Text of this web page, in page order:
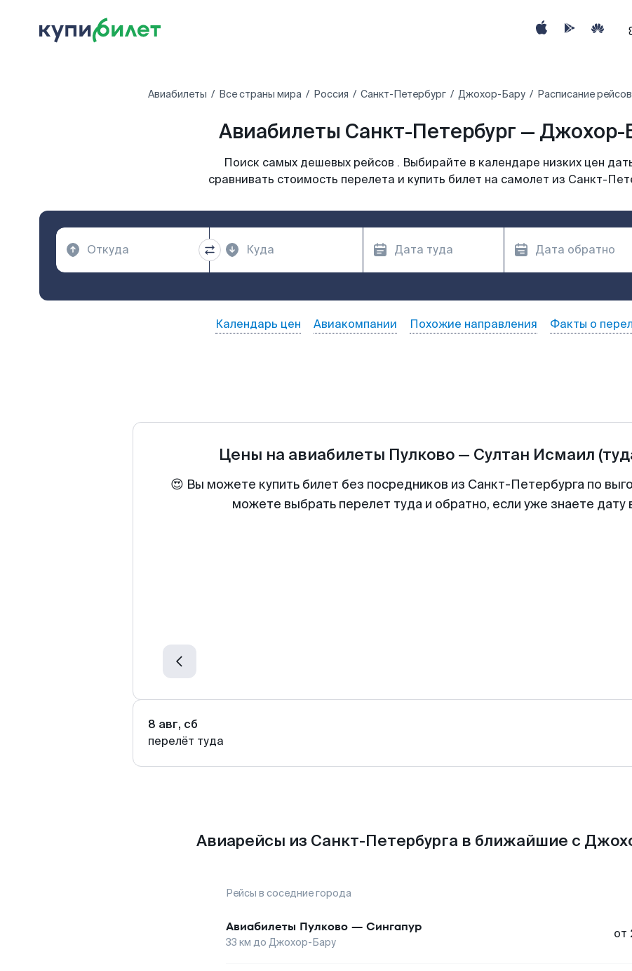
Авиабилеты Все страны мира Россия Санкт-Петербург Джохор-Бару Расписание
Авиабилеты Санкт-Петербург — Джохор-
Поиск самых дешевых рейсов . Выбирайте в календаре низких цен
сравнивать стоимость перелета и купить билет на самолет из Санкт-
Календарь цен Авиакомпании Похожие направления Факты о
Цены на авиабилеты Пулково — Султан Исмаил
😍 Вы можете купить билет без посредников из Санкт-Петербурга по
можете выбрать перелет туда и обратно, если уже знаете дату
8 авг, сб
перелёт туда
Авиарейсы из Санкт-Петербурга в ближайшие с
Рейсы в соседние города
Авиабилеты Пулково — Сингапур
33 км до Джохор-Бару
от